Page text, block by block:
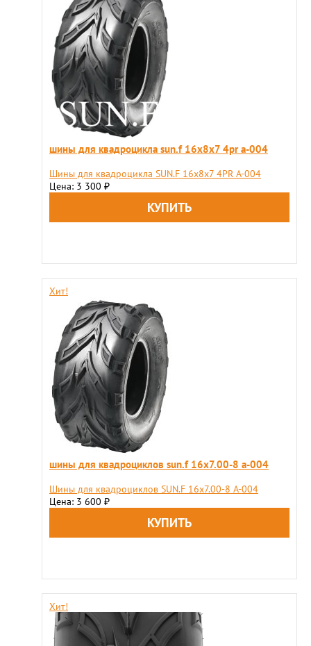
шины для квадроцикла sun.f 16х8х7 4pr a-004
Шины для квадроцикла SUN.F 16х8х7 4PR A-004
Цена: 3 300 ₽
Хит!
шины для квадроциклов sun.f 16х7.00-8 a-004
Шины для квадроциклов SUN.F 16х7.00-8 A-004
Цена: 3 600 ₽
Хит!